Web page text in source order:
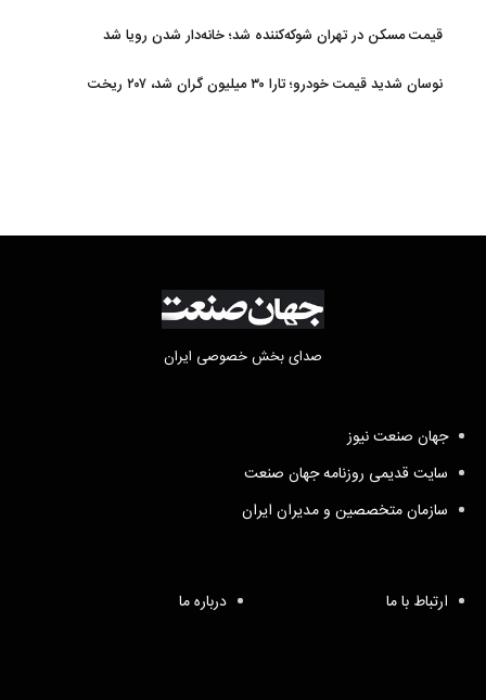
قیمت مسکن در تهران شوکه‌کننده شد؛ خانه‌دار شدن رویا شد
نوسان شدید قیمت خودرو؛ تارا ۳۰ میلیون گران شد، ۲۰۷ ریخت
صدای بخش خصوصی ایران
جهان صنعت نیوز
سایت قدیمی روزنامه جهان صنعت
سازمان متخصصین و مدیران ایران
ارتباط با ما درباره ما